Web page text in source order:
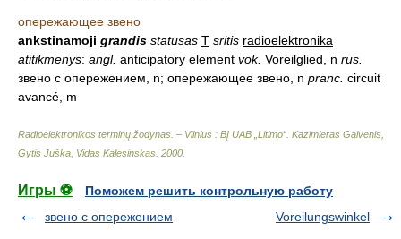
опережающее звено
ankstinamoji grandis statusas T sritis radioelektronika
atitikmenys: angl. anticipatory element vok. Voreilglied, n rus.
звено с опережением, n; опережающее звено, n pranc. circuit
avancé, m
Radioelektronikos terminų žodynas. – Vilnius : BĮ UAB „Litimo“ Kazimieras Gaivenis,
Gytis Juška, Vidas Kalesinskas 2000
Игры ⚽
Поможем решить контрольную работу
звено с опережением
Voreilungswinkel